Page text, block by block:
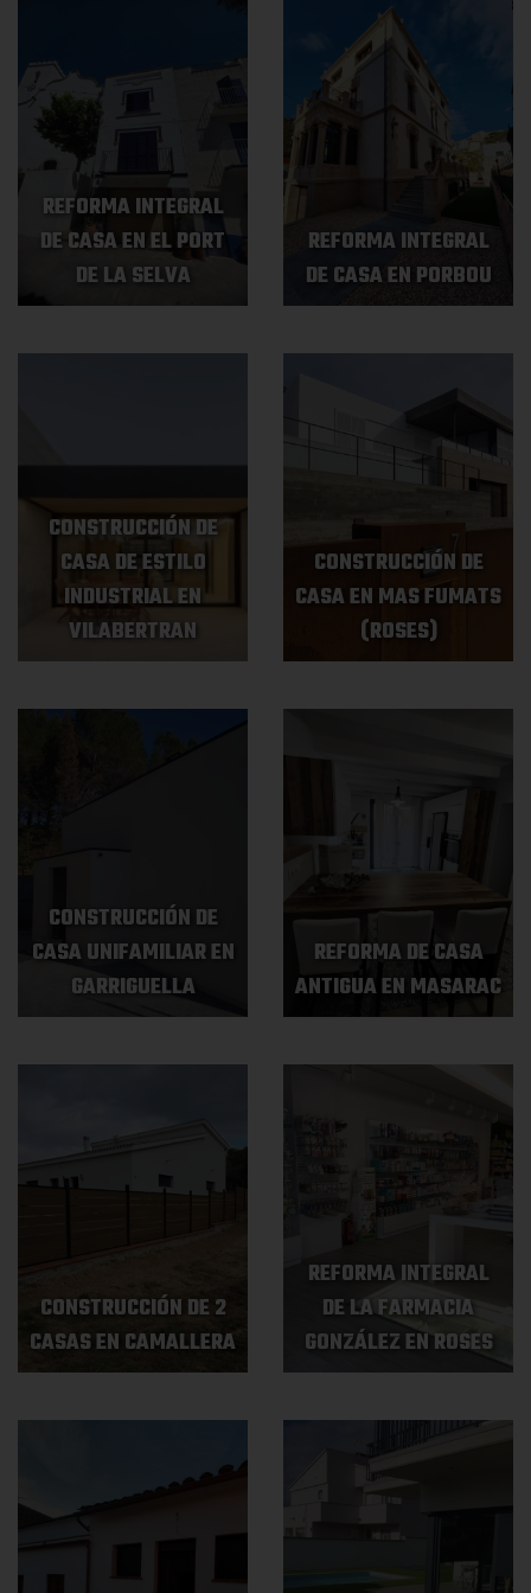
REFORMA INTEGRAL
DE CASA EN EL PORT
DE LA SELVA
REFORMA INTEGRAL
DE CASA EN PORBOU
CONSTRUCCIÓN DE
CASA DE ESTILO
INDUSTRIAL EN
VILABERTRAN
CONSTRUCCIÓN DE
CASA EN MAS FUMATS
(ROSES)
CONSTRUCCIÓN DE
CASA UNIFAMILIAR EN
GARRIGUELLA
REFORMA DE CASA
ANTIGUA EN MASARAC
CONSTRUCCIÓN DE 2
CASAS EN CAMALLERA
REFORMA INTEGRAL
DE LA FARMACIA
GONZÁLEZ EN ROSES